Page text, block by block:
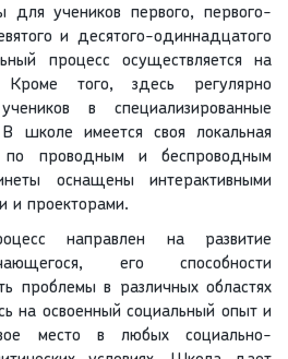
для учеников первого, первого-
и десятого-одиннадцатого
процесс осуществляется на
Кроме того, здесь регулярно
в специализированные
школе имеется своя локальная
по проводным и беспроводным
оснащены интерактивными
и проекторами.
направлен на развитие
его способности
проблемы в различных областях
на освоенный социальный опыт и
место в любых социально-